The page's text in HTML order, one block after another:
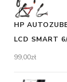
HP
LCD SMART
99,00zł